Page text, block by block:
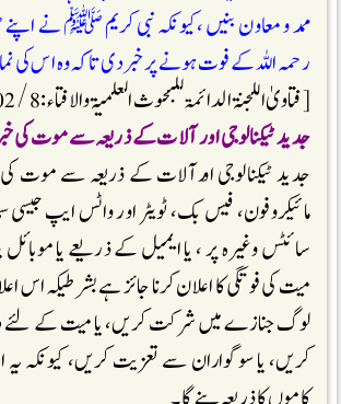
ممد و معاون بنیں ،کیونکہ نبی کریم ﷺ نے اپنے
رحمہ اللہ کے فوت ہونے پر خبر دی تاکہ وہ اس کی
[فتاوىٰ اللجنۃ الدائمۃ للبحوث العلميۃ والافتاء : 8 / 402]
جدید ٹیکنالوجی اور آلات کے ذریعہ سے موت کی
جدید ٹیکنالوجی اورآلات کے ذریعہ سے موت
مائیکروفون، فیس بک، ٹویٹر اور واٹس ایپ جیسی
سائٹس وغیرہ پر ، یا ایمیل کے ذریعے یا
میت کی فوتگی کا اعلان کرنا جائز ہے بشرطیکہ اس
لوگ جنازے میں شرکت کریں، یا میت کے لئے
کریں، یا سوگواران سے تعزیت کریں، کیونکہ یہ